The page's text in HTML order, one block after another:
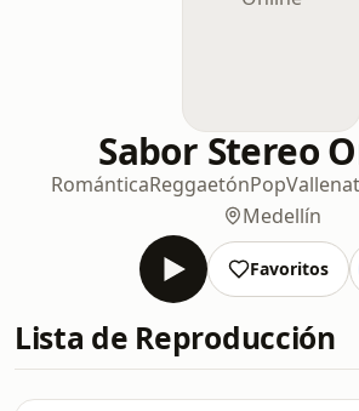
Sabor Stereo
RománticaReggaetónPop
Medellín
Favoritos
Lista de Reproducción